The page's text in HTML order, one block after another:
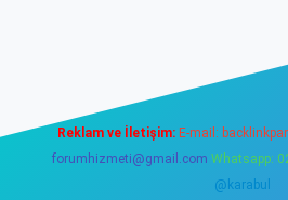
Reklam ve İletişim: E-mail:
forumhizmeti@gmail.com Whatsapp:
@karabul